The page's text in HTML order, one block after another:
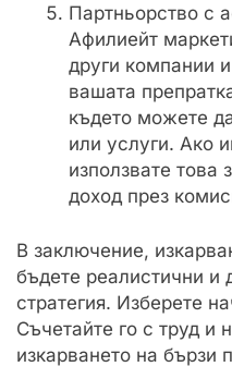
Партньорство с
Афилиейт
други компании
вашата
където можете
или услуги. Ако
използвате това
доход през
В заключение,
бъдете реалистични и
стратегия. Изберете
Съчетайте го с труд и
изкарването на бързи